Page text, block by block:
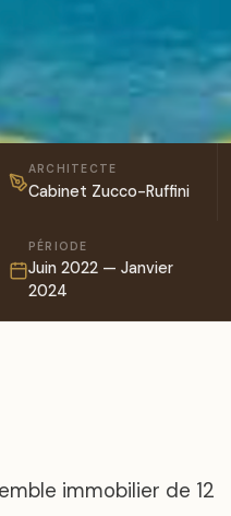
ARCHITECTE
Cabinet Zucco-Ruffini
PÉRIODE
Juin 2022 — Janvier
2024
immobilier de 12